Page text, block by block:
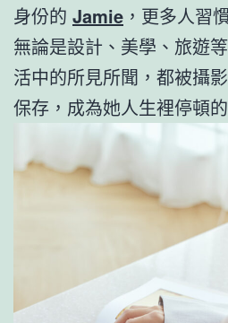
身份的 Jamie ，更多人習
無論是設計、美學、旅遊
活中的所見所聞，都被攝
保存，成為她人生裡停頓